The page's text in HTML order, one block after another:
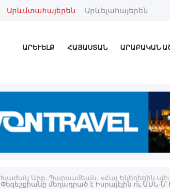
Արևմտահայերեն Արևելահայերեն
ԱՐԵՒԵԼՔ ՀԱՅԱՍՏԱՆ ԱՐԱԲԱԿԱՆ
Խաժակ Արք. Պարսամեան. «Հայ Եկեղեցին